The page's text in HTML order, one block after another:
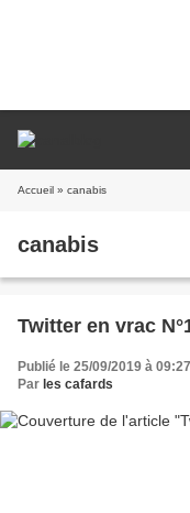
Accueil » canabis
canabis
Twitter en vrac
Publié le 25/09/2019 à 09:27
Par les cafards